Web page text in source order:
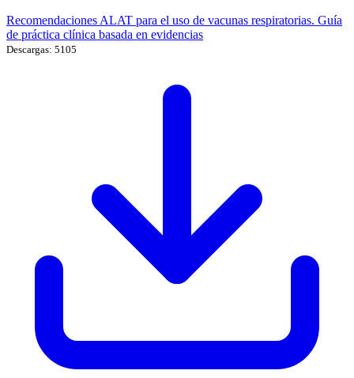
Recomendaciones ALAT para el uso de vacunas respiratorias. Guía
de práctica clínica basada en evidencias
Descargas: 5105